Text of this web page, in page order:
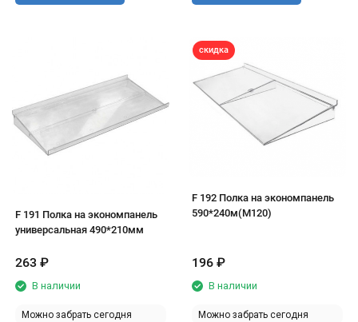
F 191 Полка на экономпанель
универсальная 490*210мм
263 ₽
В наличии
Можно забрать сегодня
скидка
F 192 Полка на экономпанель
590*240м(М120)
196 ₽
В наличии
Можно забрать сегодня